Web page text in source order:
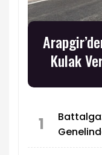
Kulak
1